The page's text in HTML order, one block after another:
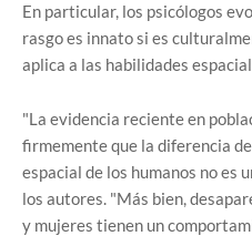
En particular, los psicólogos
rasgo es innato si es
aplica a las habilidades
"La evidencia reciente en
firmemente que la diferencia
espacial de los humanos no es
los autores. "Más bien,
y mujeres tienen un